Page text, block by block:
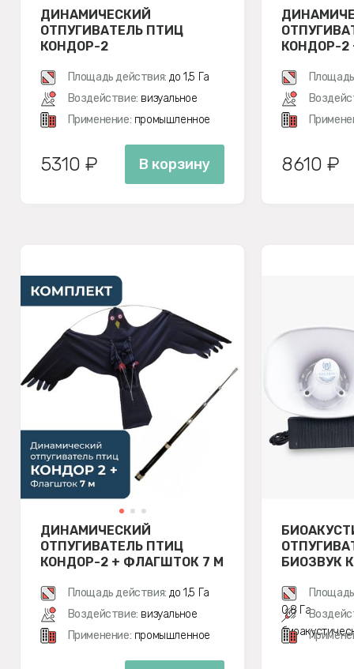
ДИНАМИЧЕСКИЙ
ОТПУГИВАТЕЛЬ ПТИЦ
КОНДОР-2
Площадь действия: до 1,5 Га
Воздействие: визуальное
Применение: промышленное
5310 ₽ В корзину
КОНДОР-2
8610 ₽
ДИНАМИЧЕСКИЙ
ОТПУГИВАТЕЛЬ ПТИЦ
КОНДОР-2 + ФЛАГШТОК 7 М
Площадь действия: до 1,5 Га
Воздействие: визуальное
Применение: промышленное
БИОЗВУК
0,8 Га